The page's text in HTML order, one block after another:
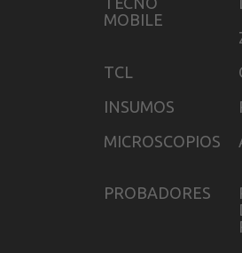
MOBILE
TCL
INSUMOS
MICROSCOPIOS
PROBADORES